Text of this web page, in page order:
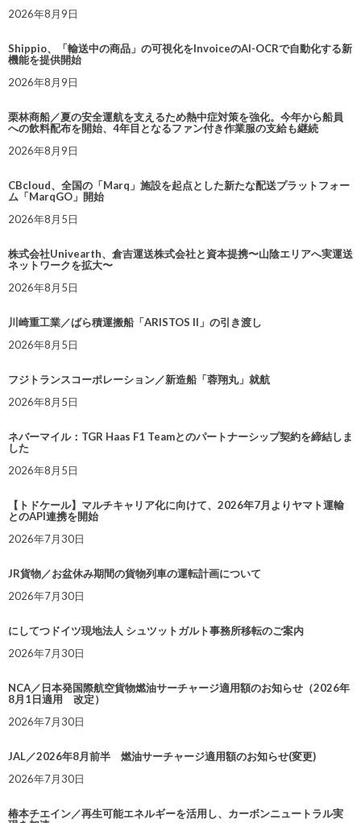
2026年8月9日
Shippio、「輸送中の商品」の可視化をInvoiceのAI-OCRで自動化する新
機能を提供開始
2026年8月9日
栗林商船／夏の安全運航を支えるため熱中症対策を強化。今年から船員
への飲料配布を開始、4年目となるファン付き作業服の支給も継続
2026年8月9日
CBcloud、全国の「Marq」施設を起点とした新たな配送プラットフォー
ム「MarqGO」開始
2026年8月5日
株式会社Univearth、倉吉運送株式会社と資本提携〜山陰エリアへ実運送
ネットワークを拡大〜
2026年8月5日
川崎重工業／ばら積運搬船「ARISTOS II」の引き渡し
2026年8月5日
フジトランスコーポレーション／新造船「蓉翔丸」就航
2026年8月5日
ネバーマイル：TGR Haas F1 Teamとのパートナーシップ契約を締結しま
した
2026年8月5日
【トドケール】マルチキャリア化に向けて、2026年7月よりヤマト運輸
とのAPI連携を開始
2026年7月30日
JR貨物／お盆休み期間の貨物列車の運転計画について
2026年7月30日
にしてつドイツ現地法人 シュツットガルト事務所移転のご案内
2026年7月30日
NCA／日本発国際航空貨物燃油サーチャージ適用額のお知らせ（2026年
8月1日適用 改定）
2026年7月30日
JAL／2026年8月前半 燃油サーチャージ適用額のお知らせ(変更)
2026年7月30日
椿本チエイン／再生可能エネルギーを活用し、カーボンニュートラル実